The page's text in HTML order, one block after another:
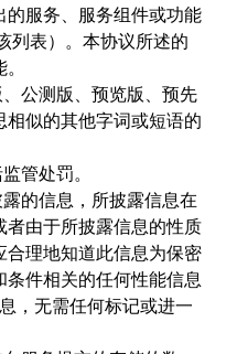
服务、服务组件或功能
列表）。本协议所述的
公测版、预览版、预先
似的其他字词或短语的
管处罚。
的信息，所披露信息在
由于所披露信息的性质
理地知道此信息为保密
件相关的任何性能信息
，无需任何标记或进一